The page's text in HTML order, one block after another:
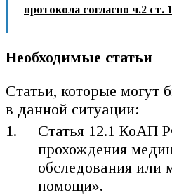
протокола согласно ч.2 ст.
Необходимые статьи
Статьи, которые
в данной ситуации:
Статья 12.1 КоАП
прохождения
обследования или
помощи».